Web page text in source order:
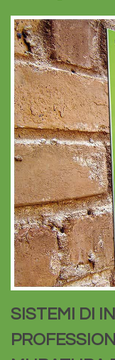
SISTEMI DI